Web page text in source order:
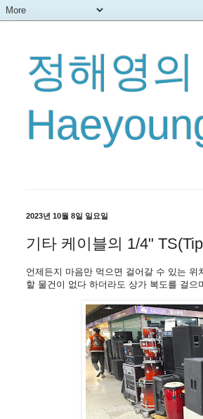
정해영
2023년 10월 8일 일요일
기타 케이블의 1/4"
언제든지 마음만 먹으면 걸어갈 수 있는
할 물건이 없다 하더라도 상가 복도를 걸으